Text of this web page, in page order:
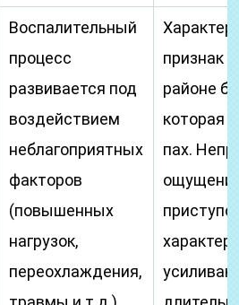
Воспалительный
процесс
развивается под
воздействием
неблагоприятных
факторов
(повышенных
нагрузок,
переохлаждения,
признак
районе
которая
пах.
характер,